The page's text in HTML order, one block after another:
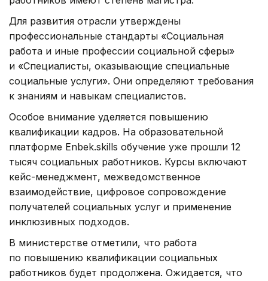
Для развития отрасли утверждены
профессиональные стандарты «Социальная
работа и иные профессии социальной сферы»
и «Специалисты, оказывающие специальные
социальные услуги». Они определяют требования
к знаниям и навыкам специалистов.
Особое внимание уделяется повышению
квалификации кадров. На образовательной
платформе Enbek.skills обучение уже прошли 12
тысяч социальных работников. Курсы включают
кейс-менеджмент, межведомственное
взаимодействие, цифровое сопровождение
получателей социальных услуг и применение
инклюзивных подходов.
В министерстве отметили, что работа
по повышению квалификации социальных
работников будет продолжена. Ожидается, что